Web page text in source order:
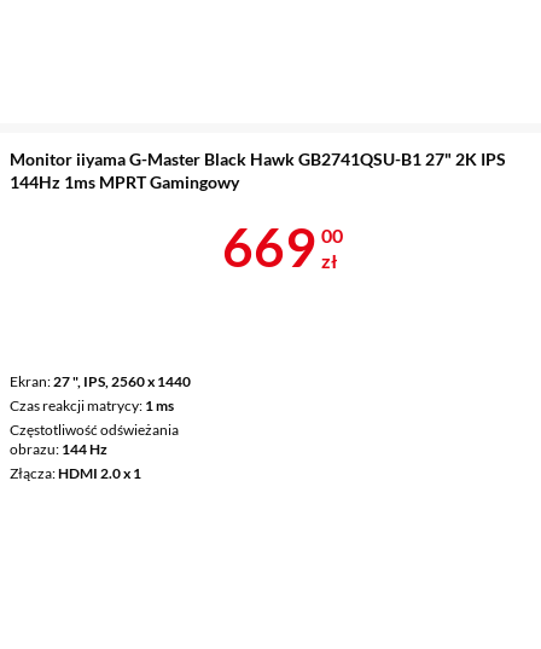
Monitor iiyama G-Master Black Hawk GB2741QSU-B1 27" 2K IPS
144Hz 1ms MPRT Gamingowy
Ekran 27 ", IPS, 2560 x 1440
Czas reakcji matrycy 1 ms
Częstotliwość odświeżania
obrazu 144 Hz
Złącza HDMI 2.0 x 1
Cena 669 zł
669 00
zł